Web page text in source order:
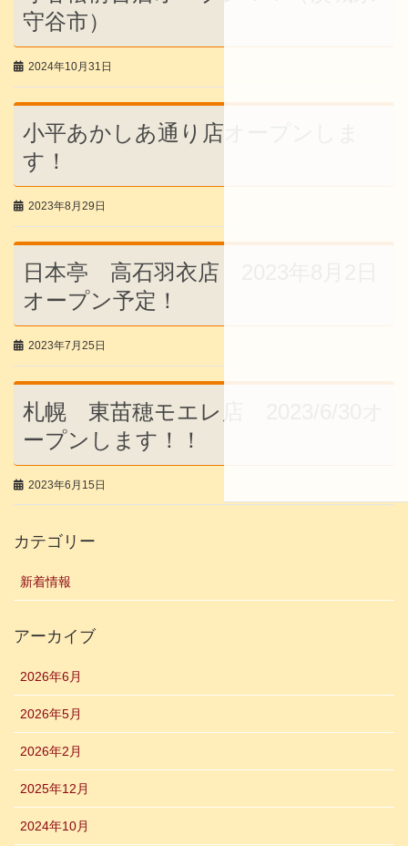
守谷市）
2024年10月31日
小平あかしあ通り店オープンしま
す！
2023年8月29日
日本亭 高石羽衣店 2023年8月2日
オープン予定！
2023年7月25日
札幌 東苗穂モエレ店 2023/6/30オ
ープンします！！
2023年6月15日
カテゴリー
新着情報
アーカイブ
2026年6月
2026年5月
2026年2月
2025年12月
2024年10月